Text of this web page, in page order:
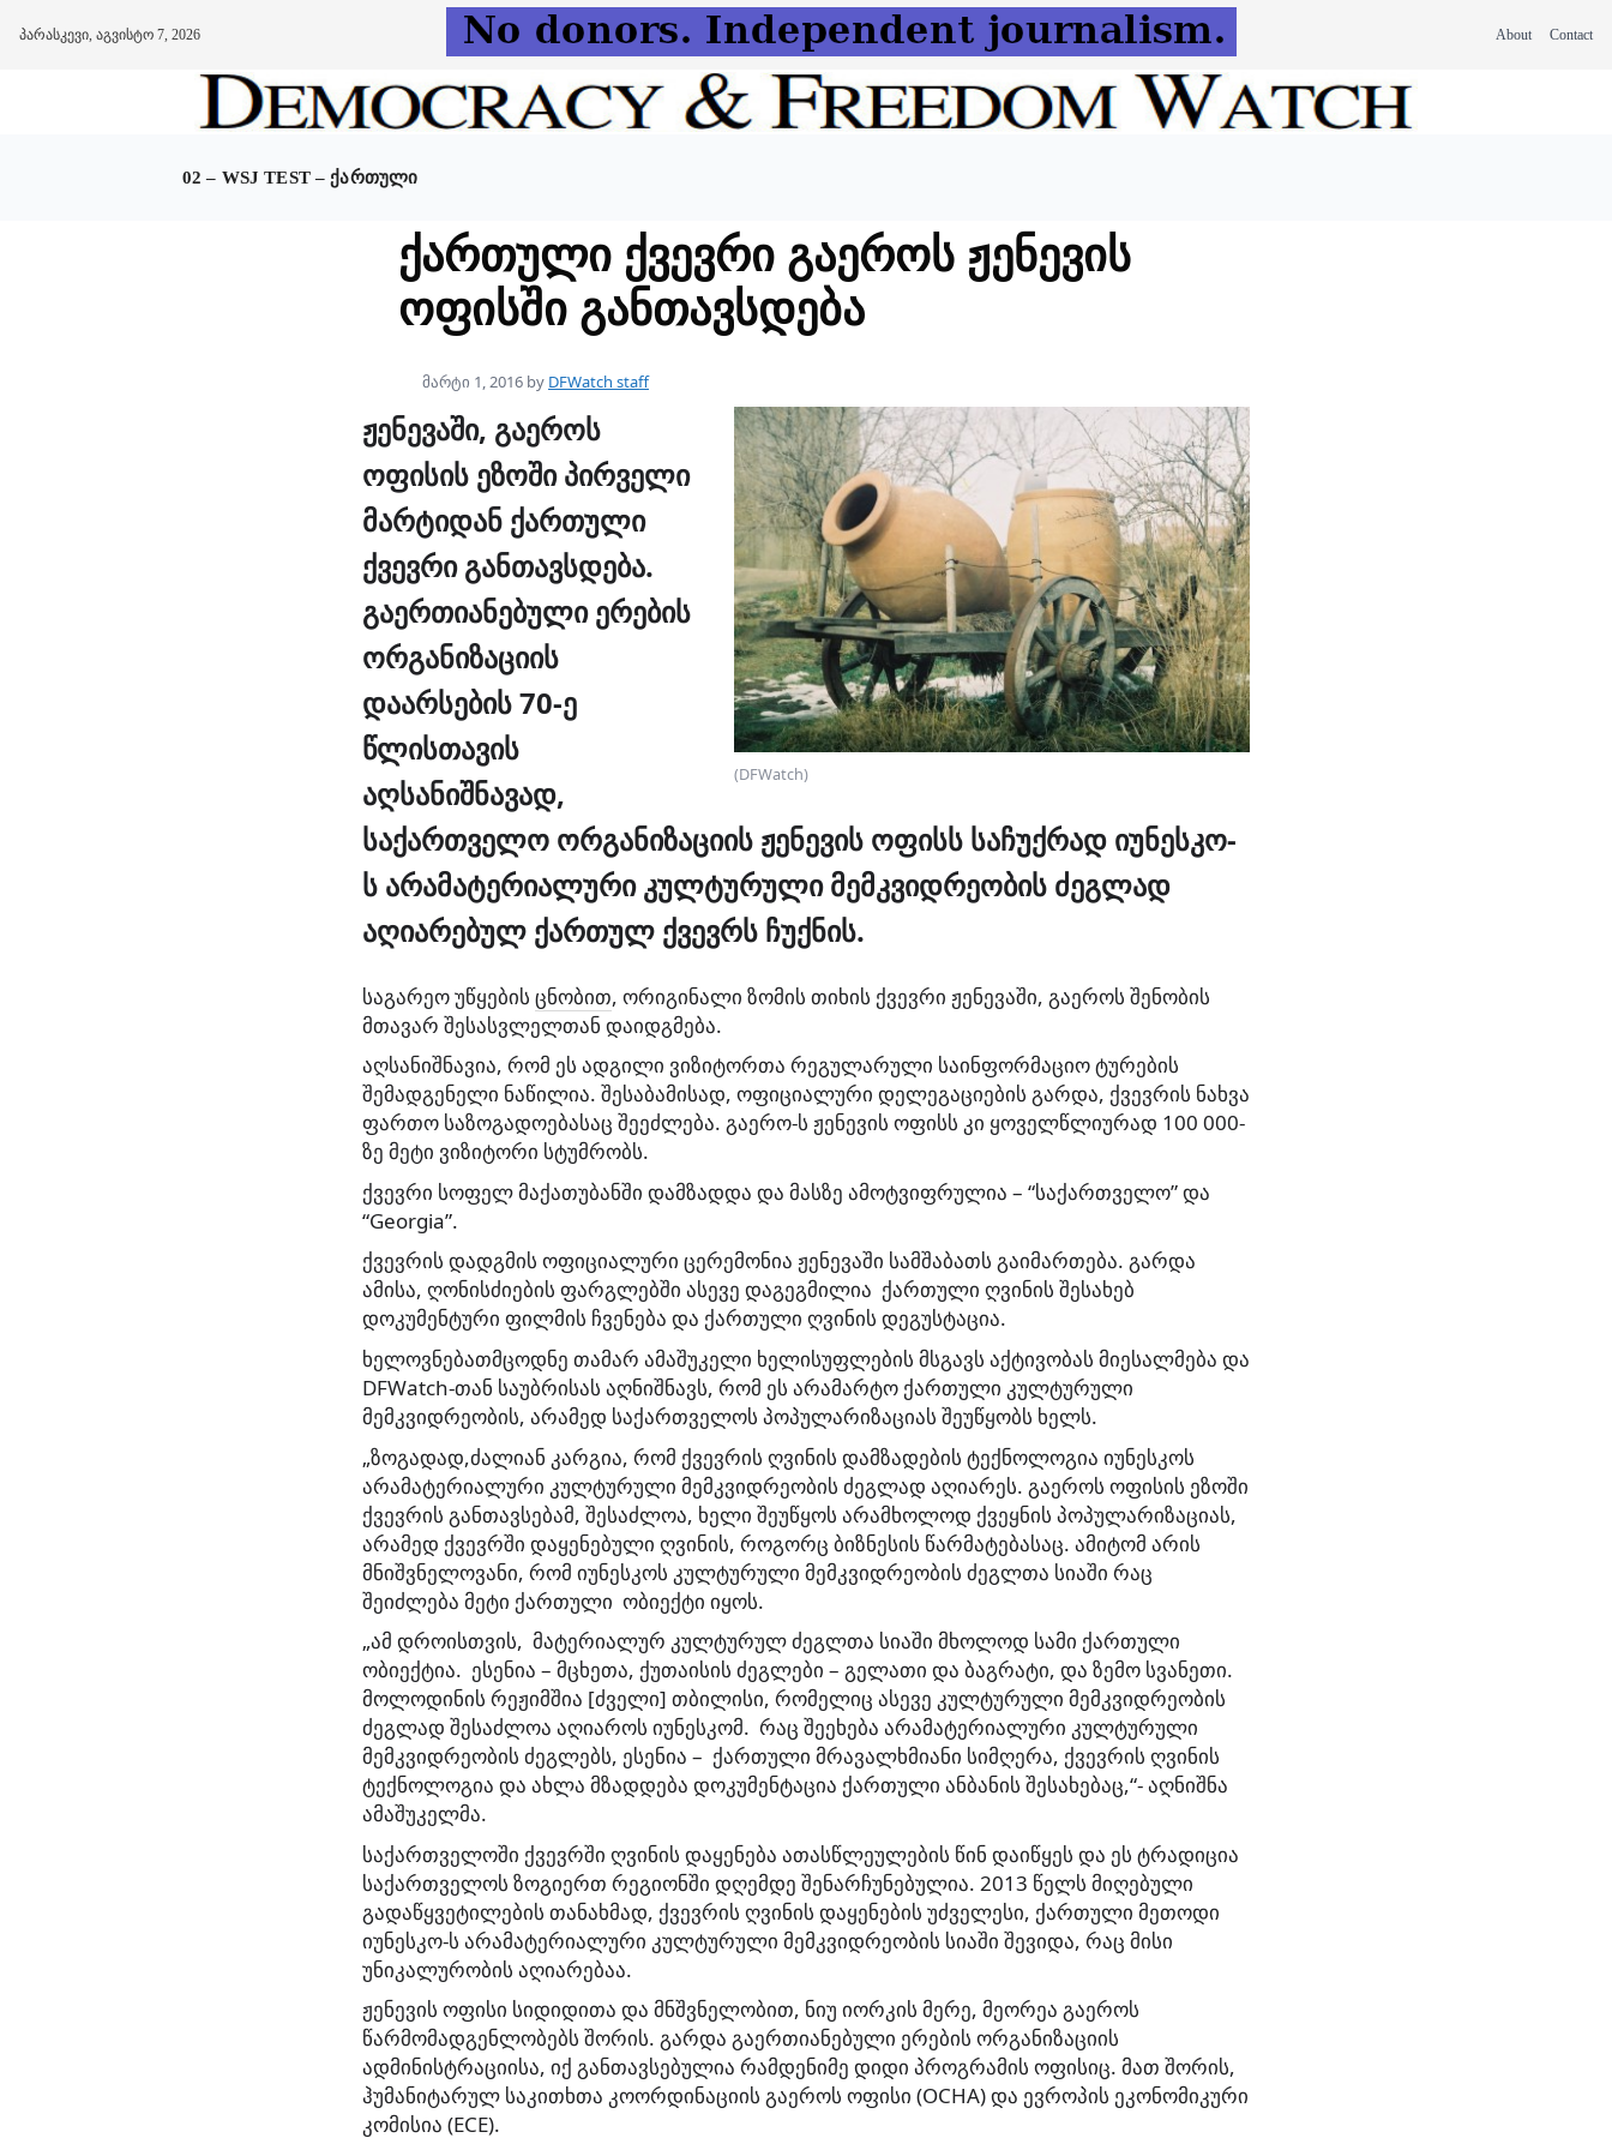
პარასკევი, აგვისტო 7, 2026 About Contact
02 – WSJ TEST – ᲥᲐᲠᲗᲣᲚᲘ
ქართული ქვევრი გაეროს ჟენევის
ოფისში განთავსდება
მარტი 1, 2016 by DFWatch staff
(DFWatch)
ჟენევაში, გაეროს
ოფისის ეზოში პირველი
მარტიდან ქართული
ქვევრი განთავსდება.
გაერთიანებული ერების
ორგანიზაციის
დაარსების 70-ე
წლისთავის
აღსანიშნავად,
საქართველო ორგანიზაციის ჟენევის ოფისს საჩუქრად იუნესკო-
ს არამატერიალური კულტურული მემკვიდრეობის ძეგლად
აღიარებულ ქართულ ქვევრს ჩუქნის.
საგარეო უწყების ცნობით, ორიგინალი ზომის თიხის ქვევრი ჟენევაში, გაეროს შენობის
მთავარ შესასვლელთან დაიდგმება.
აღსანიშნავია, რომ ეს ადგილი ვიზიტორთა რეგულარული საინფორმაციო ტურების
შემადგენელი ნაწილია. შესაბამისად, ოფიციალური დელეგაციების გარდა, ქვევრის ნახვა
ფართო საზოგადოებასაც შეეძლება. გაერო-ს ჟენევის ოფისს კი ყოველწლიურად 100 000-
ზე მეტი ვიზიტორი სტუმრობს.
ქვევრი სოფელ მაქათუბანში დამზადდა და მასზე ამოტვიფრულია – “საქართველო” და
“Georgia”.
ქვევრის დადგმის ოფიციალური ცერემონია ჟენევაში სამშაბათს გაიმართება. გარდა
ამისა, ღონისძიების ფარგლებში ასევე დაგეგმილია ქართული ღვინის შესახებ
დოკუმენტური ფილმის ჩვენება და ქართული ღვინის დეგუსტაცია.
ხელოვნებათმცოდნე თამარ ამაშუკელი ხელისუფლების მსგავს აქტივობას მიესალმება და
DFWatch-თან საუბრისას აღნიშნავს, რომ ეს არამარტო ქართული კულტურული
მემკვიდრეობის, არამედ საქართველოს პოპულარიზაციას შეუწყობს ხელს.
„ზოგადად,ძალიან კარგია, რომ ქვევრის ღვინის დამზადების ტექნოლოგია იუნესკოს
არამატერიალური კულტურული მემკვიდრეობის ძეგლად აღიარეს. გაეროს ოფისის ეზოში
ქვევრის განთავსებამ, შესაძლოა, ხელი შეუწყოს არამხოლოდ ქვეყნის პოპულარიზაციას,
არამედ ქვევრში დაყენებული ღვინის, როგორც ბიზნესის წარმატებასაც. ამიტომ არის
მნიშვნელოვანი, რომ იუნესკოს კულტურული მემკვიდრეობის ძეგლთა სიაში რაც
შეიძლება მეტი ქართული ობიექტი იყოს.
„ამ დროისთვის, მატერიალურ კულტურულ ძეგლთა სიაში მხოლოდ სამი ქართული
ობიექტია. ესენია – მცხეთა, ქუთაისის ძეგლები – გელათი და ბაგრატი, და ზემო სვანეთი.
მოლოდინის რეჟიმშია [ძველი] თბილისი, რომელიც ასევე კულტურული მემკვიდრეობის
ძეგლად შესაძლოა აღიაროს იუნესკომ. რაც შეეხება არამატერიალური კულტურული
მემკვიდრეობის ძეგლებს, ესენია – ქართული მრავალხმიანი სიმღერა, ქვევრის ღვინის
ტექნოლოგია და ახლა მზადდება დოკუმენტაცია ქართული ანბანის შესახებაც,“- აღნიშნა
ამაშუკელმა.
საქართველოში ქვევრში ღვინის დაყენება ათასწლეულების წინ დაიწყეს და ეს ტრადიცია
საქართველოს ზოგიერთ რეგიონში დღემდე შენარჩუნებულია. 2013 წელს მიღებული
გადაწყვეტილების თანახმად, ქვევრის ღვინის დაყენების უძველესი, ქართული მეთოდი
იუნესკო-ს არამატერიალური კულტურული მემკვიდრეობის სიაში შევიდა, რაც მისი
უნიკალურობის აღიარებაა.
ჟენევის ოფისი სიდიდითა და მნშვნელობით, ნიუ იორკის მერე, მეორეა გაეროს
წარმომადგენლობებს შორის. გარდა გაერთიანებული ერების ორგანიზაციის
ადმინისტრაციისა, იქ განთავსებულია რამდენიმე დიდი პროგრამის ოფისიც. მათ შორის,
ჰუმანიტარულ საკითხთა კოორდინაციის გაეროს ოფისი (OCHA) და ევროპის ეკონომიკური
კომისია (ECE).